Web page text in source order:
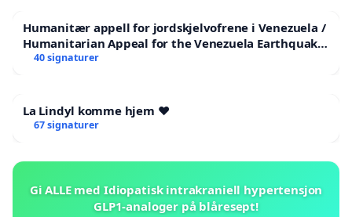
Humanitær appell for jordskjelvofrene i Venezuela /
Humanitarian Appeal for the Venezuela Earthquake
Victims
40 signaturer
La Lindyl komme hjem ❤️
67 signaturer
Gi ALLE med Idiopatisk intrakraniell hypertensjon
GLP1-analoger på blåresept!